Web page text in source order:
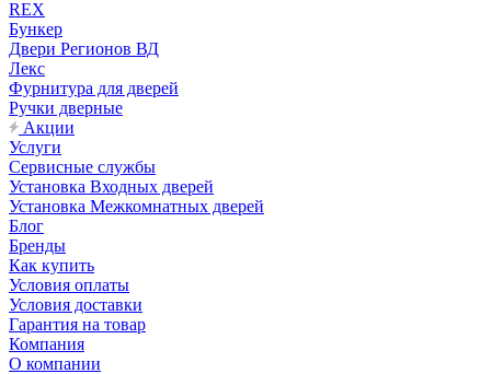
REX
Бункер
Двери Регионов ВД
Лекс
Фурнитура для дверей
Ручки дверные
Акции
Услуги
Сервисные службы
Установка Входных дверей
Установка Межкомнатных дверей
Блог
Бренды
Как купить
Условия оплаты
Условия доставки
Гарантия на товар
Компания
О компании